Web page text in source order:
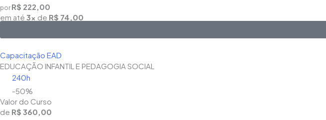
por R$ 222,00
em até 3x de R$ 74,00
Capacitação EAD
EDUCAÇÃO INFANTIL E PEDAGOGIA SOCIAL
240h
-50%
Valor do Curso
de R$ 360,00